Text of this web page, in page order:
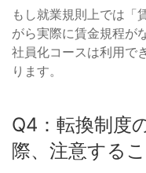
もし就業規則上では「
がら実際に賃金規程が
社員化コースは利用で
ります。
Q4：転換制度
際、注意する